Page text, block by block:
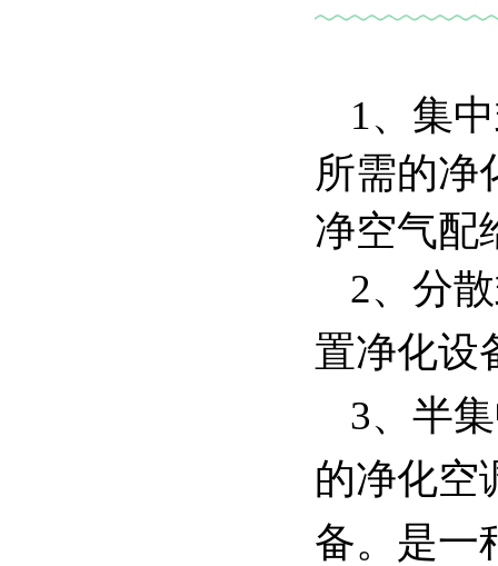
1、集
所需的净
净空气配
2、分
置净化设
3、半
的净化空
备。是一